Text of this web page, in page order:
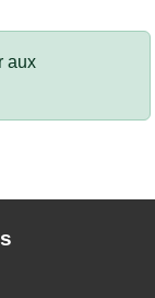
aux